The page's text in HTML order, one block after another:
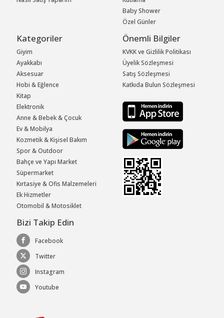
Baby Shower
Özel Günler
Kategoriler
Giyim
Ayakkabı
Aksesuar
Hobi & Eğlence
Kitap
Elektronik
Anne & Bebek & Çocuk
Ev & Mobilya
Kozmetik & Kişisel Bakım
Spor & Outdoor
Bahçe ve Yapı Market
Süpermarket
Kırtasiye & Ofis Malzemeleri
Ek Hizmetler
Otomobil & Motosiklet
Önemli Bilgiler
KVKK ve Gizlilik Politikası
Üyelik Sözleşmesi
Satış Sözleşmesi
Katkıda Bulun Sözleşmesi
Bizi Takip Edin
Facebook
Twitter
Instagram
Youtube